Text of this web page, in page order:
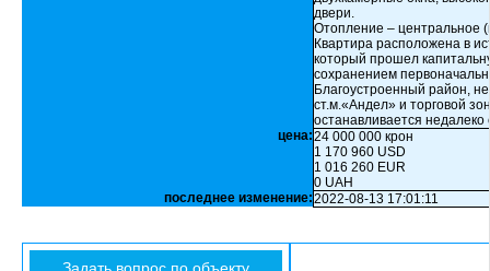
двери.
Отопление – центральное
Квартира расположена в
который прошел
сохранением
Благоустроенный район,
ст.м.«Андел» и торговой
останавливается недалеко
цена:24 000 000 крон
1 170 960 USD
1 016 260 EUR
0 UAH
последнее изменение:2022-08-13 17:01:11